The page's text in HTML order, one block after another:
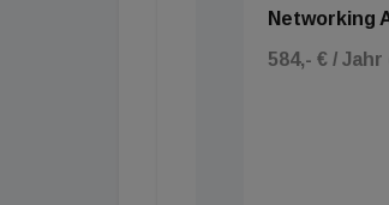
Networking
584,- € /